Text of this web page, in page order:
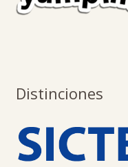
Distinciones